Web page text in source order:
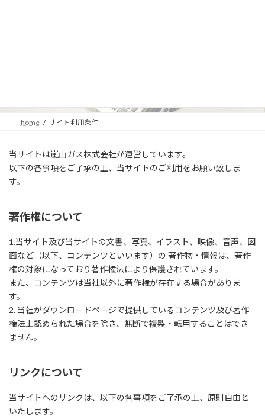
プ
動
home サイト利用条件
当サイトは嵐山ガス株式会社が運営しています。
以下の各事項をご了承の上、当サイトのご利用をお願い致しま
す。
著作権について
1.当サイト及び当サイトの文書、写真、イラスト、映像、音声、図
面など（以下、コンテンツといいます）の 著作物・情報は、著作
権の対象になっており著作権法により保護されています。
また、コンテンツは当社以外に著作権が存在する場合がありま
す。
2. 当社がダウンロードページで提供しているコンテンツ及び著作
権法上認められた場合を除き、無断で複製・転用することはでき
ません。
リンクについて
当サイトへのリンクは、以下の各事項をご了承の上、原則自由と
いたします。